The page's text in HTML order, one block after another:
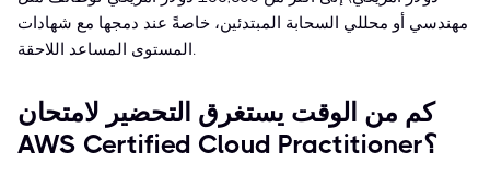
مهندسي أو محللي السحابة المبتدئين، خاصةً عند دمجها مع شهادات
المستوى المساعد اللاحقة.
كم من الوقت يستغرق التحضير لامتحان
AWS Certified Cloud Practitioner؟